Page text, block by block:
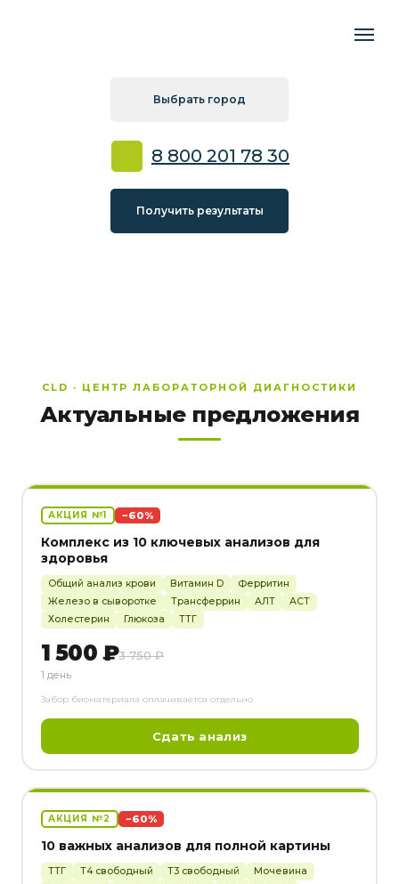
8 800 201 78 30
Получить результаты
Выбрать город
CLD · ЦЕНТР ЛАБОРАТОРНОЙ ДИАГНОСТИКИ
Актуальные предложения
АКЦИЯ №1 −60%
Комплекс из 10 ключевых анализов для
здоровья
Общий анализ крови Витамин D
Ферритин
Железо в сыворотке
Трансферрин АЛТ
АСТ
Холестерин
Глюкоза ТТГ
1 500 ₽3 750 ₽
1 день
Забор биоматериала оплачивается отдельно
Сдать анализ
АКЦИЯ №2 −60%
10 важных анализов для полной картины
ТТГ Т4 свободный Т3 свободный
Мочевина